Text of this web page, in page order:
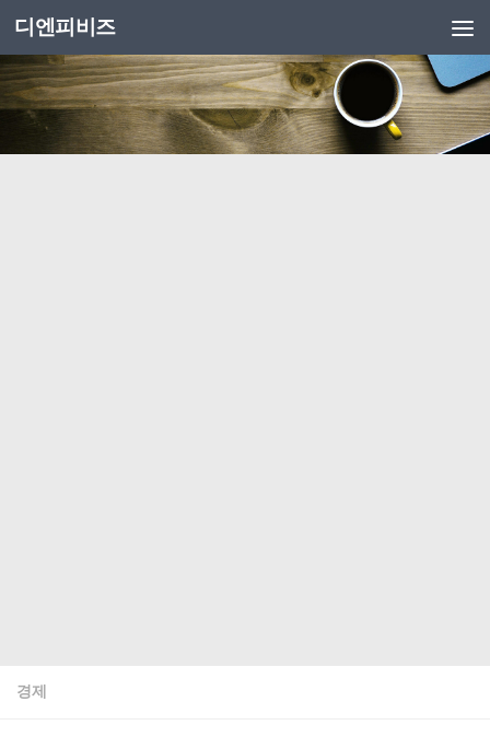
Skip to content
디엔피비즈
경제